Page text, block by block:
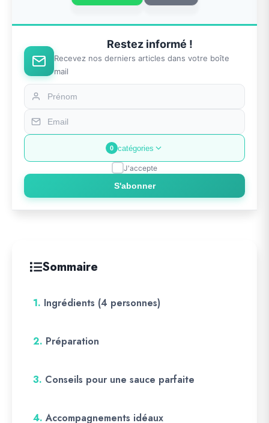
Restez informé !
Recevez nos derniers articles dans votre boîte
mail
0 catégories
J'accepte
S'abonner
Sommaire
1. Ingrédients (4 personnes)
2. Préparation
3. Conseils pour une sauce parfaite
4. Accompagnements idéaux